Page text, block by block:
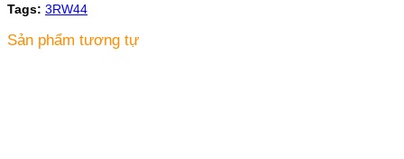
Tags: 3RW44
Sản phẩm tương tự